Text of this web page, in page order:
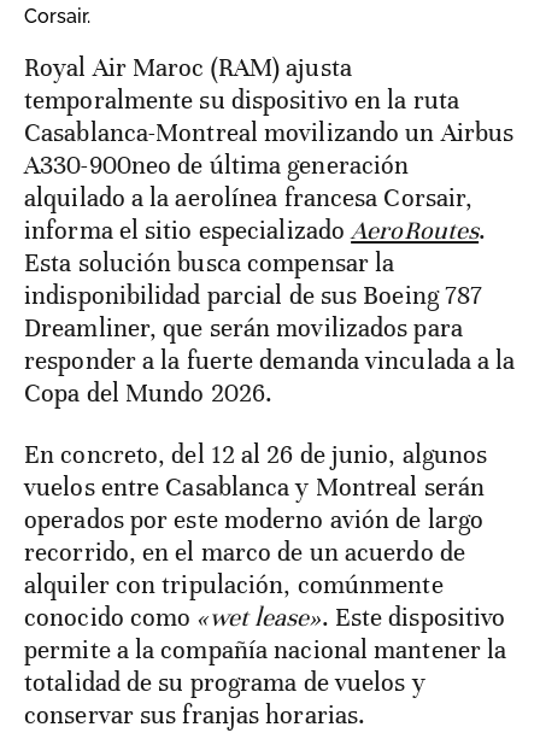
Corsair.
Royal Air Maroc (RAM) ajusta
temporalmente su dispositivo en la ruta
Casablanca-Montreal movilizando un Airbus
A330-900neo de última generación
alquilado a la aerolínea francesa Corsair,
informa el sitio especializadoAeroRoutes.
Esta solución busca compensar la
indisponibilidad parcial de sus Boeing 787
Dreamliner, que serán movilizados para
responder a la fuerte demanda vinculada a la
Copa del Mundo 2026.
En concreto, del 12 al 26 de junio, algunos
vuelos entre Casablanca y Montreal serán
operados por este moderno avión de largo
recorrido, en el marco de un acuerdo de
alquiler con tripulación, comúnmente
conocido como «wet lease». Este dispositivo
permite a la compañía nacional mantener la
totalidad de su programa de vuelos y
conservar sus franjas horarias.